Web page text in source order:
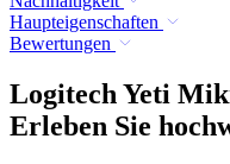
Haupteigenschaften
Bewertungen
Logitech Yeti
Erleben Sie